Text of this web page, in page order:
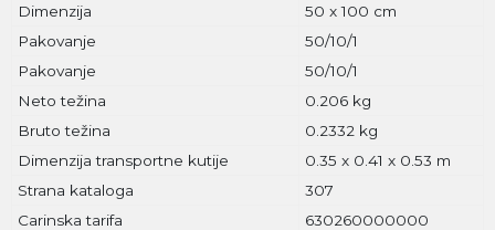
Dimenzija
50 x 100 cm
Pakovanje
50/10/1
Pakovanje
50/10/1
Neto težina
0.206 kg
Bruto težina
0.2332 kg
Dimenzija transportne kutije
0.35 x 0.41 x 0.53 m
Strana kataloga
307
Carinska tarifa
630260000000